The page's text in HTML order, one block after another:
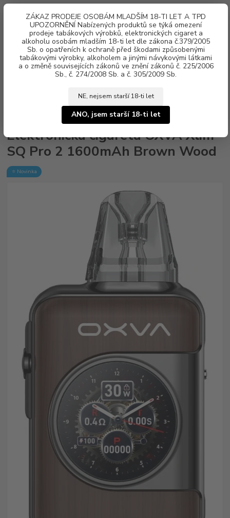
ZÁKAZ PRODEJE OSOBÁM MLADŠÍM 18-TI LET A TPD
UPOZORNĚNÍ Nabízených produktů se týká omezení
prodeje tabákových výrobků, elektronických cigaret a
alkoholu osobám mladším 18-ti let dle zákona č.379/2005
Sb. o opatřeních k ochraně před škodami způsobenými
tabákovými výrobky, alkoholem a jinými návykovými látkami
a o změně souvisejících zákonů ve znění zákonů č. 225/2006
Sb., č. 274/2008 Sb. a č. 305/2009 Sb.
NE, nejsem starší 18-ti let
ANO, jsem starší 18-ti let
Menu
za0 Kč
SQ Pro 2 1600mAh Brown Wood
Elektronická cigareta OXVA Xlim
SQ Pro 2 1600mAh Brown Wood
⭐ Novinka